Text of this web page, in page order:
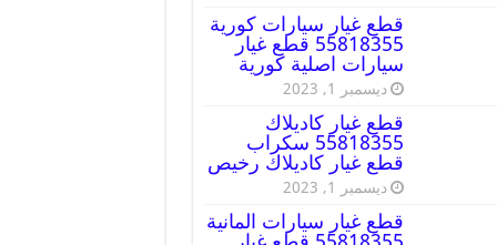
قطع غيار سيارات كورية
55818355 قطع غيار
سيارات اصلية كورية
ديسمبر 1, 2023
قطع غيار كاديلاك
55818355 سكراب
قطع غيار كاديلاك رخيص
ديسمبر 1, 2023
قطع غيار سيارات المانية